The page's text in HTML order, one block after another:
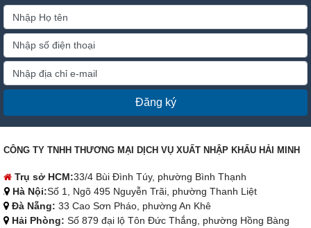
Đăng ký
CÔNG TY TNHH THƯƠNG MẠI DỊCH VỤ XUẤT NHẬP KHẨU HẢI MINH
Trụ sở HCM:33/4 Bùi Đình Túy, phường Bình Thạnh
Hà Nội:Số 1, Ngõ 495 Nguyễn Trãi, phường Thanh Liệt
Đà Nẵng: 33 Cao Sơn Pháo, phường An Khê
Hải Phòng: Số 879 đại lộ Tôn Đức Thắng, phường Hồng Bàng